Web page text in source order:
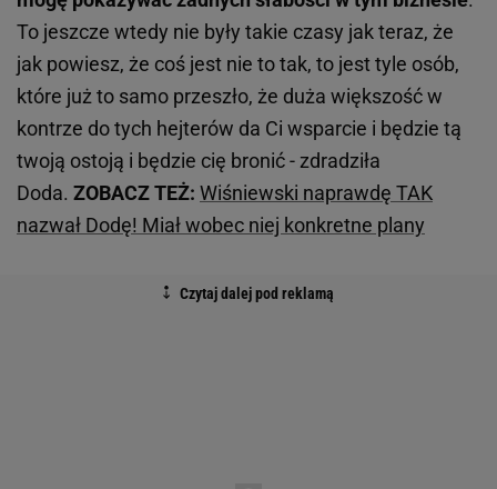
To jeszcze wtedy nie były takie czasy jak teraz, że
jak powiesz, że coś jest nie to tak, to jest tyle osób,
które już to samo przeszło, że duża większość w
kontrze do tych hejterów da Ci wsparcie i będzie tą
twoją ostoją i będzie cię bronić - zdradziła
Doda. ZOBACZ TEŻ: Wiśniewski naprawdę TAK
nazwał Dodę! Miał wobec niej konkretne plany